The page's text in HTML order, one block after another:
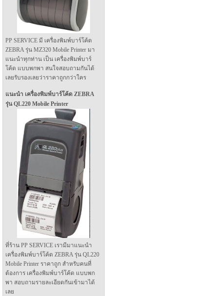
PP SERVICE มี เครื่องพิมพ์บาร์โค้ด
ZEBRA รุ่น MZ320 Mobile Printer มา
แนะนำทุกท่าน เป็น เครื่องพิมพ์บาร์
โค้ด แบบพกพา สนใจสอบถามกันได้
เลยรับรองเลยว่าราคาถูกกว่าใคร
แนะนำ เครื่องพิมพ์บาร์โค้ด ZEBRA
รุ่น QL220 Mobile Printer
ที่ร้าน PP SERVICE เรามีมาแนะนำ
เครื่องพิมพ์บาร์โค้ด ZEBRA รุ่น QL220
Mobile Printer ราคาถูก สำหรับคนที่
ต้องการ เครื่องพิมพ์บาร์โค้ด แบบพก
พา สอบถามรายละเอียดกันเข้ามาได้
เลย